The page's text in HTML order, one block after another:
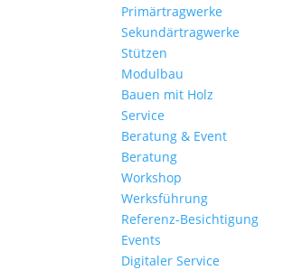
Primärtragwerke
Sekundärtragwerke
Stützen
Modulbau
Bauen mit Holz
Service
Beratung & Event
Beratung
Workshop
Werksführung
Referenz-Besichtigung
Events
Digitaler Service